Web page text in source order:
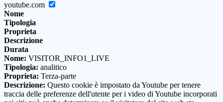
youtube.com
Nome
Tipologia
Proprieta
Descrizione
Durata
Nome: VISITOR_INFO1_LIVE
Tipologia: analitico
Proprieta: Terza-parte
Descrizione: Questo cookie è impostato da Youtube per tenere
traccia delle preferenze dell'utente per i video di Youtube incorporati